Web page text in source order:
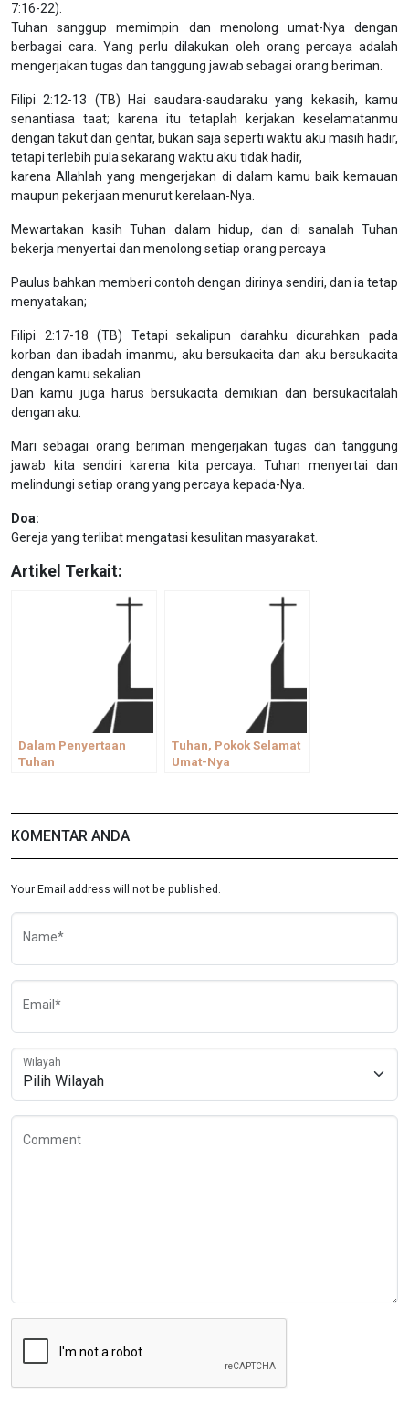
7:16-22).
Tuhan sanggup memimpin dan menolong umat-Nya dengan
berbagai cara. Yang perlu dilakukan oleh orang percaya adalah
mengerjakan tugas dan tanggung jawab sebagai orang beriman.
Filipi 2:12-13 (TB) Hai saudara-saudaraku yang kekasih, kamu
senantiasa taat; karena itu tetaplah kerjakan keselamatanmu
dengan takut dan gentar, bukan saja seperti waktu aku masih hadir,
tetapi terlebih pula sekarang waktu aku tidak hadir,
karena Allahlah yang mengerjakan di dalam kamu baik kemauan
maupun pekerjaan menurut kerelaan-Nya.
Mewartakan kasih Tuhan dalam hidup, dan di sanalah Tuhan
bekerja menyertai dan menolong setiap orang percaya
Paulus bahkan memberi contoh dengan dirinya sendiri, dan ia tetap
menyatakan;
Filipi 2:17-18 (TB) Tetapi sekalipun darahku dicurahkan pada
korban dan ibadah imanmu, aku bersukacita dan aku bersukacita
dengan kamu sekalian.
Dan kamu juga harus bersukacita demikian dan bersukacitalah
dengan aku.
Mari sebagai orang beriman mengerjakan tugas dan tanggung
jawab kita sendiri karena kita percaya: Tuhan menyertai dan
melindungi setiap orang yang percaya kepada-Nya.
Doa:
Gereja yang terlibat mengatasi kesulitan masyarakat.
Artikel Terkait:
Dalam Penyertaan
Tuhan
Tuhan, Pokok Selamat
Umat-Nya
KOMENTAR ANDA
Your Email address will not be published.
Name*
Email*
Wilayah
Comment